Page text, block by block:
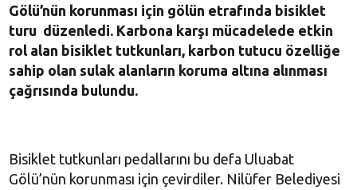
Gölü’nün korunması için gölün etrafında bisiklet
turu düzenledi. Karbona karşı mücadelede etkin
rol alan bisiklet tutkunları, karbon tutucu özelliğe
sahip olan sulak alanların koruma altına alınması
çağrısında bulundu.
Bisiklet tutkunları pedallarını bu defa Uluabat
Gölü’nün korunması için çevirdiler. Nilüfer Belediyesi